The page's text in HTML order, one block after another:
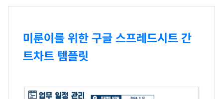
미룬이를 위한 구글 스프레드시트 간
트차트 템플릿